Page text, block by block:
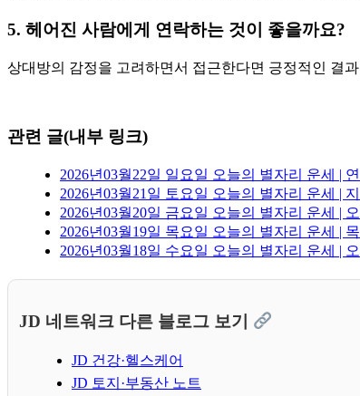
5. 헤어진 사람에게 연락하는 것이 좋을까요?
상대방의 감정을 고려하면서 접근한다면 긍정적인 결
관련 글(내부 링크)
2026년03월22일 일요일 오늘의 별자리 운세 |
2026년03월21일 토요일 오늘의 별자리 운세 |
2026년03월20일 금요일 오늘의 별자리 운세 |
2026년03월19일 목요일 오늘의 별자리 운세 |
2026년03월18일 수요일 오늘의 별자리 운세 |
JD 네트워크 다른 블로그 보기
JD 건강·헬스케어
JD 토지·부동산 노트